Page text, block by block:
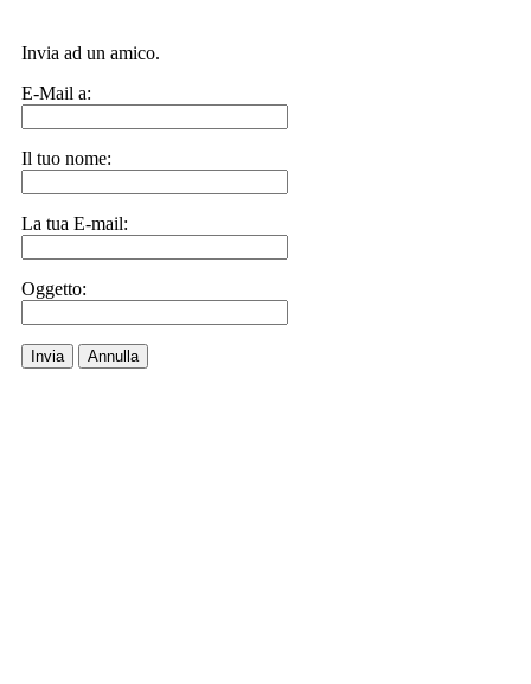
Invia ad un amico.
E-Mail a:
Il tuo nome:
La tua E-mail:
Oggetto:
Invia Annulla